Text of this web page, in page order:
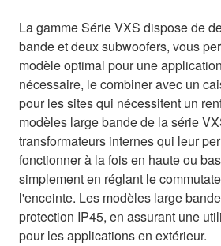
La gamme Série VXS dispose de
bande et deux subwoofers, vous
modèle optimal pour une
nécessaire, le combiner avec un
pour les sites qui nécessitent un
modèles large bande de la série
transformateurs internes qui leur
fonctionner à la fois en haute ou
simplement en réglant le
l'enceinte. Les modèles large
protection IP45, en assurant une
pour les applications en extérieur.